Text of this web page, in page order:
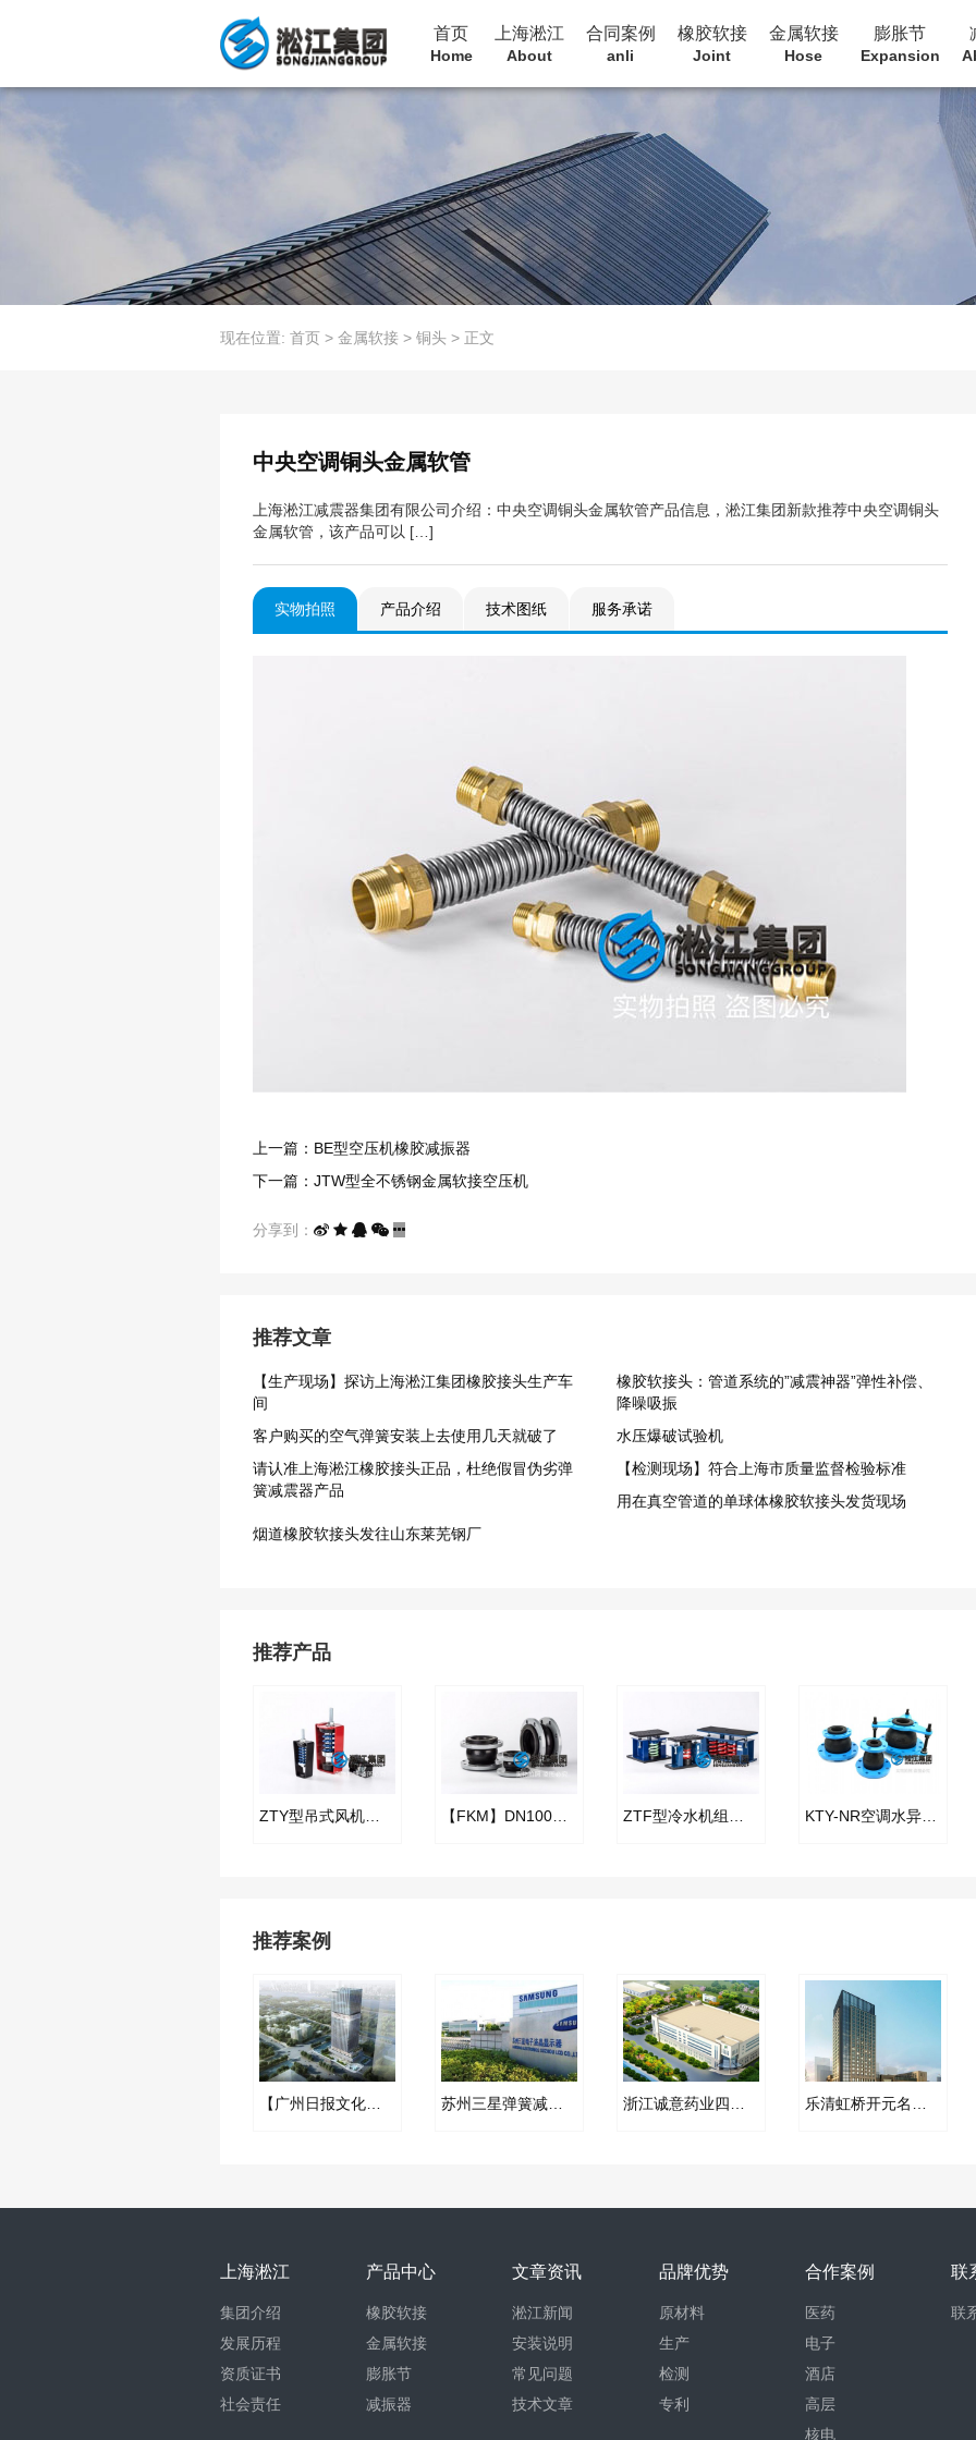
首页
Home
上海淞江
About
合同案例
anli
橡胶软接
Joint
金属软接
Hose
膨胀节
Expansion
现在位置: 首页 > 金属软接 > 铜头 > 正文
中央空调铜头金属软管
上海淞江减震器集团有限公司介绍：中央空调铜头金属软管产品信息，淞江集团新款推荐中央空调铜头
金属软管，该产品可以 […]
实物拍照 产品介绍 技术图纸 服务承诺
上一篇：BE型空压机橡胶减振器
下一篇：JTW型全不锈钢金属软接空压机
分享到：
推荐文章
【生产现场】探访上海淞江集团橡胶接头生产车
间
橡胶软接头：管道系统的”减震神器”弹性补偿、
降噪吸振
客户购买的空气弹簧安装上去使用几天就破了
水压爆破试验机
请认准上海淞江橡胶接头正品，杜绝假冒伪劣弹
簧减震器产品
【检测现场】符合上海市质量监督检验标准
用在真空管道的单球体橡胶软接头发货现场
烟道橡胶软接头​发往山东莱芜钢厂
推荐产品
【FKM】DN100氟橡胶挠性接管 KTY-NR空调水异径橡胶接头
推荐案例
【广州日报文化中心项目】弹簧减震器合同 苏州三星弹簧减振器项目案例 浙江诚意药业四氟金属软管合同案例 乐清虹桥开元名都大酒店橡胶软接头项目案例
上海淞江
集团介绍
发展历程
资质证书
社会责任
产品中心
橡胶软接
金属软接
膨胀节
减振器
文章资讯
淞江新闻
安装说明
常见问题
技术文章
品牌优势
原材料
生产
检测
专利
合作案例
医药
电子
酒店
高层
核电
联
联